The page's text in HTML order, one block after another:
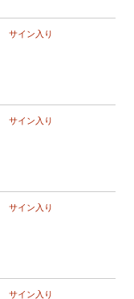
サイン入り
サイン入り
サイン入り
サイン入り